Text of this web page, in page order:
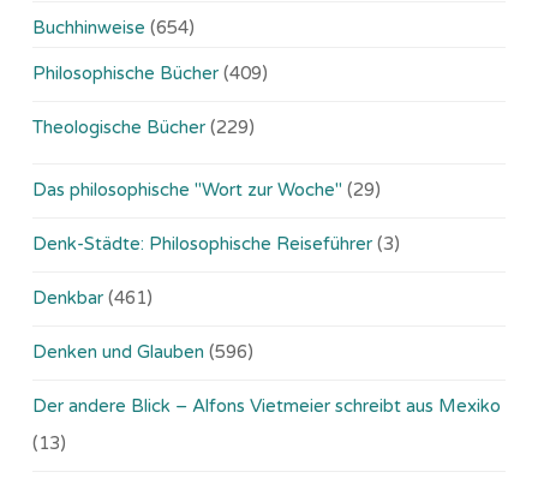
Buchhinweise (654)
Philosophische Bücher (409)
Theologische Bücher (229)
Das philosophische "Wort zur Woche" (29)
Denk-Städte: Philosophische Reiseführer (3)
Denkbar (461)
Denken und Glauben (596)
Der andere Blick – Alfons Vietmeier schreibt aus Mexiko
(13)